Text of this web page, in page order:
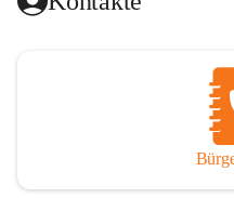
Redaktionsteam, für die gute
gedankt werden, die durch
durch das Überlassen von
dieses Buches wesentlich
Der Zeitdruck war enorm, um
Jubiläumsjahr abschließen zu